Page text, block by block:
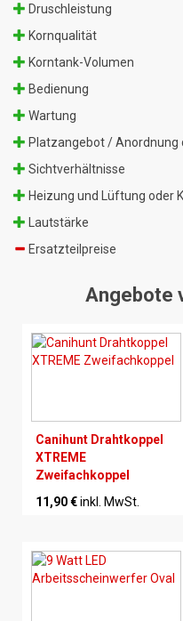
Druschleistung
Kornqualität
Korntank-Volumen
Bedienung
Wartung
Platzangebot / Anordnung
Sichtverhältnisse
Heizung und Lüftung oder
Lautstärke
Ersatzteilpreise
Angebote
Canihunt Drahtkoppel
XTREME
Zweifachkoppel
11,90 €inkl. MwSt.